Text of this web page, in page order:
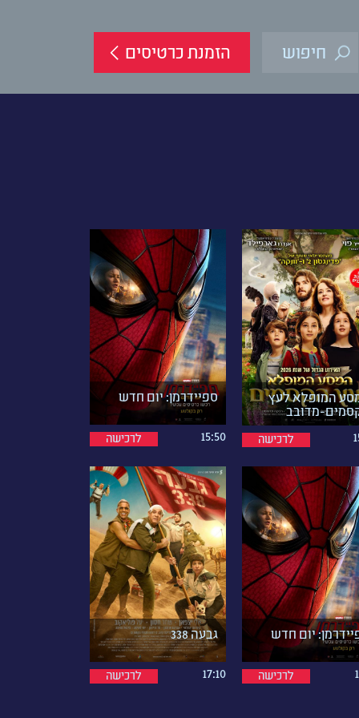
הזמנת כרטיסים
המופלא לעץ
מדובב
לרכישה
ספיידרמן: יום חדש
15:50 לרכישה
יום חדש
לרכישה
גבעה 338
17:10 לרכישה